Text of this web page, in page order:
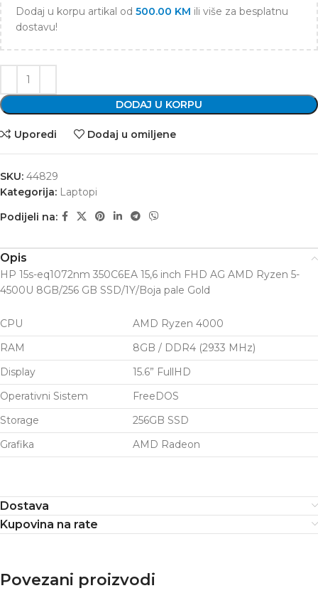
Dodaj u korpu artikal od 500.00 KM ili više za besplatnu
dostavu!
DODAJ U KORPU
Uporedi Dodaj u omiljene
SKU: 44829
Kategorija: Laptopi
Podijeli na:
Opis
HP 15s-eq1072nm 350C6EA 15,6 inch FHD AG AMD Ryzen 5-
4500U 8GB/256 GB SSD/1Y/Boja pale Gold
CPU
AMD Ryzen 4000
RAM
8GB / DDR4 (2933 MHz)
Display
15.6” FullHD
Operativni Sistem
FreeDOS
Storage
256GB SSD
Grafika
AMD Radeon
Dostava
Kupovina na rate
Povezani proizvodi